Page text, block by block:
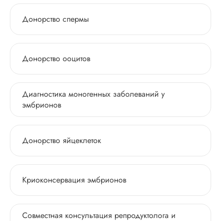
Донорство спермы
Донорство ооцитов
Диагностика моногенных заболеваний у
эмбрионов
Донорство яйцеклеток
Криоконсервация эмбрионов
Совместная консультация репродуктолога и